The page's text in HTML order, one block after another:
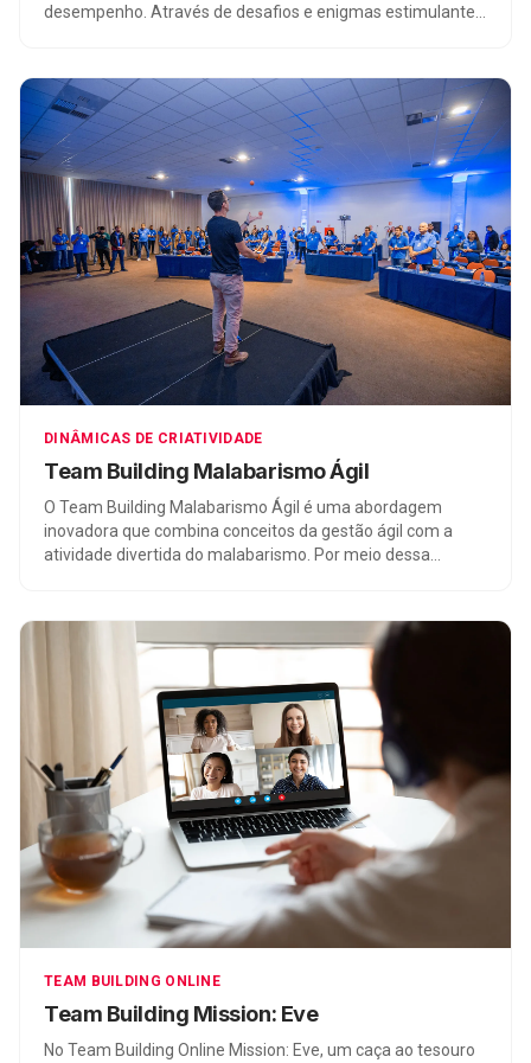
desempenho. Através de desafios e enigmas estimulantes,
atividade promove o trabalho em equipe, fortalece a
motivação e proporciona benefícios duradouros para as
organizações. É uma ferramenta eficaz para construir
equipes coesas e eficientes.
DINÂMICAS DE CRIATIVIDADE
Team Building Malabarismo Ágil
O Team Building Malabarismo Ágil é uma abordagem
inovadora que combina conceitos da gestão ágil com a
atividade divertida do malabarismo. Por meio dessa
competências como produtividade, agilidade,
autogerenciamento, flexibilidade, alinhamento, priorização,
experimentação e eficiência. Essa experiência lúdica e
descomplicada oferece uma maneira única de fortalecer
equipes, internalizar conceitos teóricos e promover a
colaboração em um contexto de trabalho.
TEAM BUILDING ONLINE
Team Building Mission: Eve
No Team Building Online Mission: Eve, um caça ao tesouro